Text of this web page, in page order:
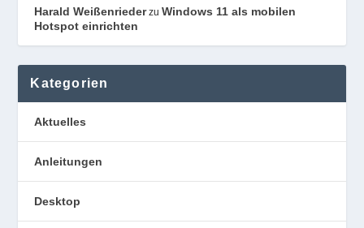
Harald WeißenriederzuWindows 11 als mobilen
Hotspot einrichten
Kategorien
Aktuelles
Anleitungen
Desktop